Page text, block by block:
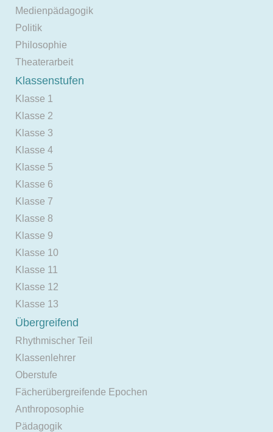
Medienpädagogik
Politik
Philosophie
Theaterarbeit
Klassenstufen
Klasse 1
Klasse 2
Klasse 3
Klasse 4
Klasse 5
Klasse 6
Klasse 7
Klasse 8
Klasse 9
Klasse 10
Klasse 11
Klasse 12
Klasse 13
Übergreifend
Rhythmischer Teil
Klassenlehrer
Oberstufe
Fächerübergreifende Epochen
Anthroposophie
Pädagogik